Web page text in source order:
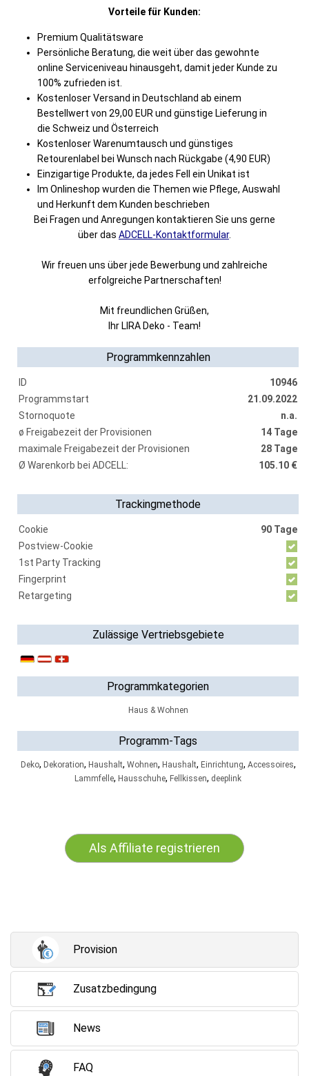
Vorteile für Kunden:
Premium Qualitätsware
Persönliche Beratung, die weit über das gewohnte
online Serviceniveau hinausgeht, damit jeder Kunde zu
100% zufrieden ist.
Kostenloser Versand in Deutschland ab einem
Bestellwert von 29,00 EUR und günstige Lieferung in
die Schweiz und Österreich
Kostenloser Warenumtausch und günstiges
Retourenlabel bei Wunsch nach Rückgabe (4,90 EUR)
Einzigartige Produkte, da jedes Fell ein Unikat ist
Im Onlineshop wurden die Themen wie Pflege, Auswahl
und Herkunft dem Kunden beschrieben
Bei Fragen und Anregungen kontaktieren Sie uns gerne
über das ADCELL-Kontaktformular.
Wir freuen uns über jede Bewerbung und zahlreiche
erfolgreiche Partnerschaften!
Mit freundlichen Grüßen,
Ihr LIRA Deko - Team!
Programmkennzahlen
ID
10946
Programmstart
21.09.2022
Stornoquote
n.a.
ø Freigabezeit der Provisionen
14 Tage
maximale Freigabezeit der Provisionen
28 Tage
Ø Warenkorb bei ADCELL:
105.10 €
Trackingmethode
Cookie
90 Tage
Postview-Cookie
1st Party Tracking
Fingerprint
Retargeting
Zulässige Vertriebsgebiete
Programmkategorien
Haus & Wohnen
Programm-Tags
Deko, Dekoration, Haushalt, Wohnen, Haushalt, Einrichtung, Accessoires,
Lammfelle, Hausschuhe, Fellkissen, deeplink
Als Affiliate registrieren
Provision
Zusatzbedingung
News
FAQ